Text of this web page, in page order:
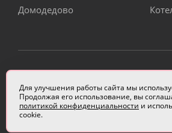
Домодедово
ИП Чулкова Анастасия
Для улучшения работы сайта мы
Продолжая его использование, вы
политикой конфиденциальности и
cookie.